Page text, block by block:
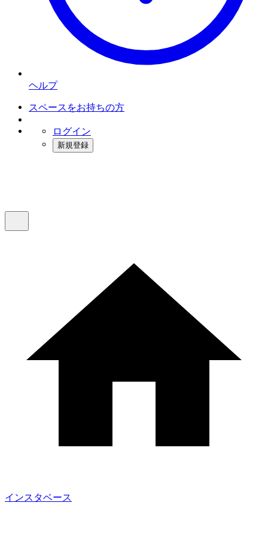
ヘルプ
スペースをお持ちの方
ログイン
新規登録
インスタベース